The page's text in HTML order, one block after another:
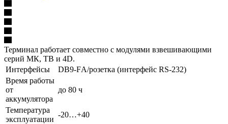
Терминал работает совместно с модулями взвешивающими
серий МК, ТВ и 4D.
Интерфейсы
DB9-FА/розетка (интерфейс RS-232)
Время работы
от
аккумулятора
до 80 ч
Температура
эксплуатации
-20…+40